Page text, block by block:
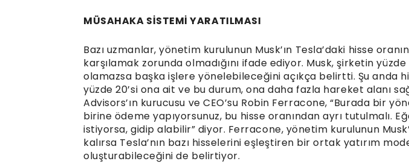
MÜSAHAKA SİSTEMİ YARATILMASI
Bazı uzmanlar, yönetim kurulunun Musk’ın Tesla’daki hisse
karşılamak zorunda olmadığını ifade ediyor. Musk, şirketin yüzde
olamazsa başka işlere yönelebileceğini açıkça belirtti. Şu anda
yüzde 20’si ona ait ve bu durum, ona daha fazla hareket alanı
Advisors’ın kurucusu ve CEO’su Robin Ferracone, “Burada bir
birine ödeme yapıyorsunuz, bu hisse oranından ayrı tutulmalı.
istiyorsa, gidip alabilir” diyor. Ferracone, yönetim kurulunun
kalırsa Tesla’nın bazı hisselerini eşleştiren bir ortak yatırım
oluşturabileceğini de belirtiyor.